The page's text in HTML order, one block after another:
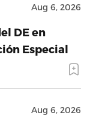
Aug 6, 2026
DE en
Especial
Aug 6, 2026